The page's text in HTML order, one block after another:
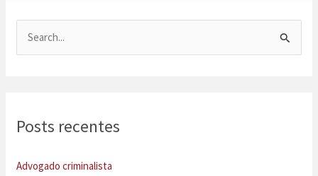
iPosts recentes
Advogado criminalista